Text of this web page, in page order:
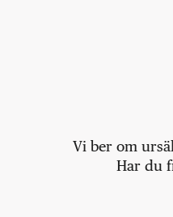
Vi ber om
Har du